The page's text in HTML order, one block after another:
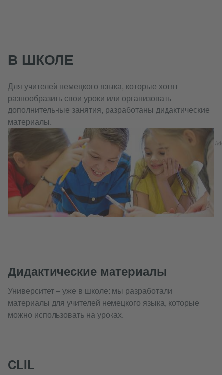
В ШКОЛЕ
Для учителей немецкого языка, которые хотят
разнообразить свои уроки или организовать
дополнительные занятия, разработаны дидактические
материалы.
Дидактические материалы
Университет – уже в школе: мы разработали
материалы для учителей немецкого языка, которые
можно использовать на уроках.
CLIL